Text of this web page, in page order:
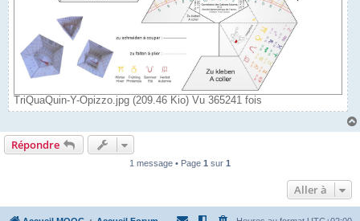
TriQuaQuin-Y-Opizzo.jpg (209.46 Kio) Vu 365241 fois
Répondre
1 message • Page 1 sur 1
Aller à